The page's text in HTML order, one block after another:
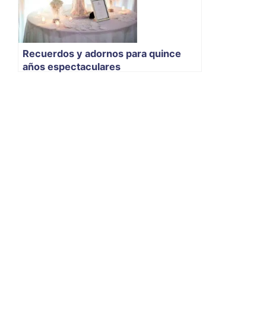
Recuerdos y adornos para quince
años espectaculares